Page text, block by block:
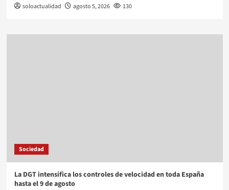
soloactualidad agosto 5, 2026 130
Sociedad
La DGT intensifica los controles de velocidad en toda España
hasta el 9 de agosto